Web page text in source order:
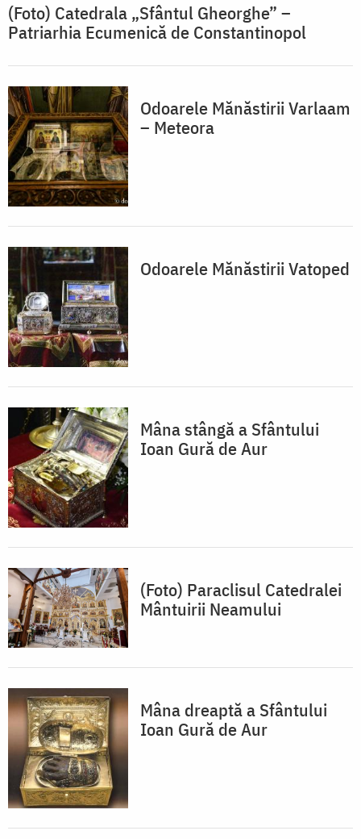
(Foto) Catedrala „Sfântul Gheorghe” –
Patriarhia Ecumenică de Constantinopol
Odoarele Mănăstirii Varlaam
– Meteora
Odoarele Mănăstirii Vatoped
Mâna stângă a Sfântului
Ioan Gură de Aur
(Foto) Paraclisul Catedralei
Mântuirii Neamului
Mâna dreaptă a Sfântului
Ioan Gură de Aur